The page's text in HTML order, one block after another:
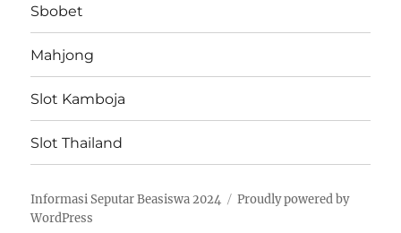
Sbobet
Mahjong
Slot Kamboja
Slot Thailand
Informasi Seputar Beasiswa 2024
Proudly powered by
WordPress